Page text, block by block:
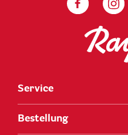
Service
Bestellung